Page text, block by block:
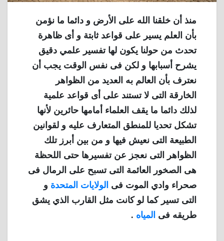
منذ أن خلقنا الله على الأرض و دائما ما نؤمن
بأن العلم يسير على قواعد ثابتة و أى ظاهرة
تحدث من حولنا يكون لها تفسير علمي دقيق
يشرح أسبابها و لكن فى نفس الوقت يجب أن
نعترف بأن العالم به العديد من الظواهر
الخارقة التى لا تستند على أى قواعد علمية
لذلك دائما ما يقف العلماء أمامها حائرين لأنها
تشكل تحديا للمنطق المتعارف عليه و لقوانين
الطبيعة التى نعيش فيها و من بين أبرز تلك
الظواهر التى نعجز عن تفسيرها حتى اللحظة
هى الصخور العائمة التى تسبح على الرمال فى
صحراء وادي الموت فى الولايات المتحدة و
التى تسير كما لو كانت مثل القارب الذي يشق
طريقه فى المياه .